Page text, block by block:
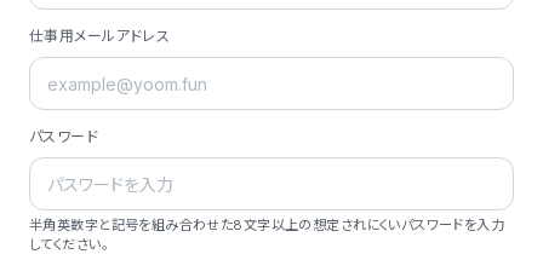
仕事用メールアドレス
パスワード
半角英数字と記号を組み合わせた8文字以上の想定されにくいパスワードを入力
してください。